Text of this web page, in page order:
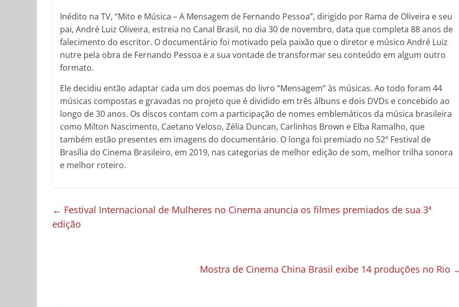
Inédito na TV, “Mito e Música – A Mensagem de Fernando Pessoa”, dirigido por Rama de Oliveira e seu
pai, André Luiz Oliveira, estreia no Canal Brasil, no dia 30 de novembro, data que completa 88 anos de
falecimento do escritor. O documentário foi motivado pela paixão que o diretor e músico André Luiz
nutre pela obra de Fernando Pessoa e a sua vontade de transformar seu conteúdo em algum outro
formato.
Ele decidiu então adaptar cada um dos poemas do livro “Mensagem” às músicas. Ao todo foram 44
músicas compostas e gravadas no projeto que é dividido em três álbuns e dois DVDs e concebido ao
longo de 30 anos. Os discos contam com a participação de nomes emblemáticos da música brasileira
como Milton Nascimento, Caetano Veloso, Zélia Duncan, Carlinhos Brown e Elba Ramalho, que
também estão presentes em imagens do documentário. O longa foi premiado no 52º Festival de
Brasília do Cinema Brasileiro, em 2019, nas categorias de melhor edição de som, melhor trilha sonora
e melhor roteiro.
← Festival Internacional de Mulheres no Cinema anuncia os filmes premiados de sua 3ª
edição
Mostra de Cinema China Brasil exibe 14 produções no Rio